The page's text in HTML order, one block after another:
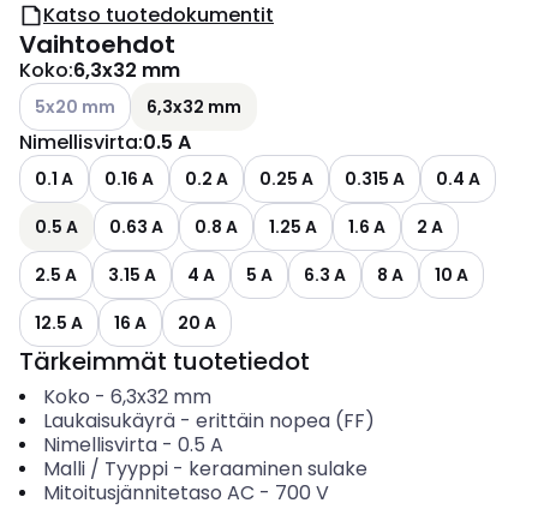
Katso tuotedokumentit
Vaihtoehdot
Koko:6,3x32 mm
Katso käytettävissä olevat vaihtoehdot
5x20 mm 6,3x32 mm
Nimellisvirta:0.5 A
0.1 A 0.16 A 0.2 A 0.25 A 0.315 A
0.4 A
0.5 A
0.63 A 0.8 A 1.25 A 1.6 A
2 A
2.5 A
3.15 A 4 A 5 A 6.3 A 8 A
10 A
12.5 A
16 A 20 A
Tärkeimmät tuotetiedot
Koko - 6,3x32 mm
Laukaisukäyrä- erittäin nopea (FF)
Nimellisvirta- 0.5 A
Malli / Tyyppi- keraaminen sulake
Mitoitusjännitetaso AC - 700 V